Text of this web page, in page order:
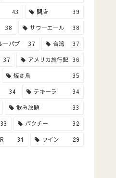
43 閉店 39
38 サワーエール 38
ーパブ 37 台湾 37
37 アメリカ旅行記 36
焼き鳥 35
34 テキーラ 34
飲み放題 33
33 パクチー 32
31 ワイン 29